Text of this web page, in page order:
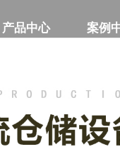
产品中心 案例
产品中心 案例中